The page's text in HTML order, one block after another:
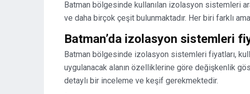
Batman bölgesinde kullanılan izolasyon sistemleri
ve daha birçok çeşit bulunmaktadır. Her biri farklı
Batman’da izolasyon sistemleri
Batman bölgesinde izolasyon sistemleri fiyatları,
uygulanacak alanın özelliklerine göre değişkenlik
detaylı bir inceleme ve keşif gerekmektedir.